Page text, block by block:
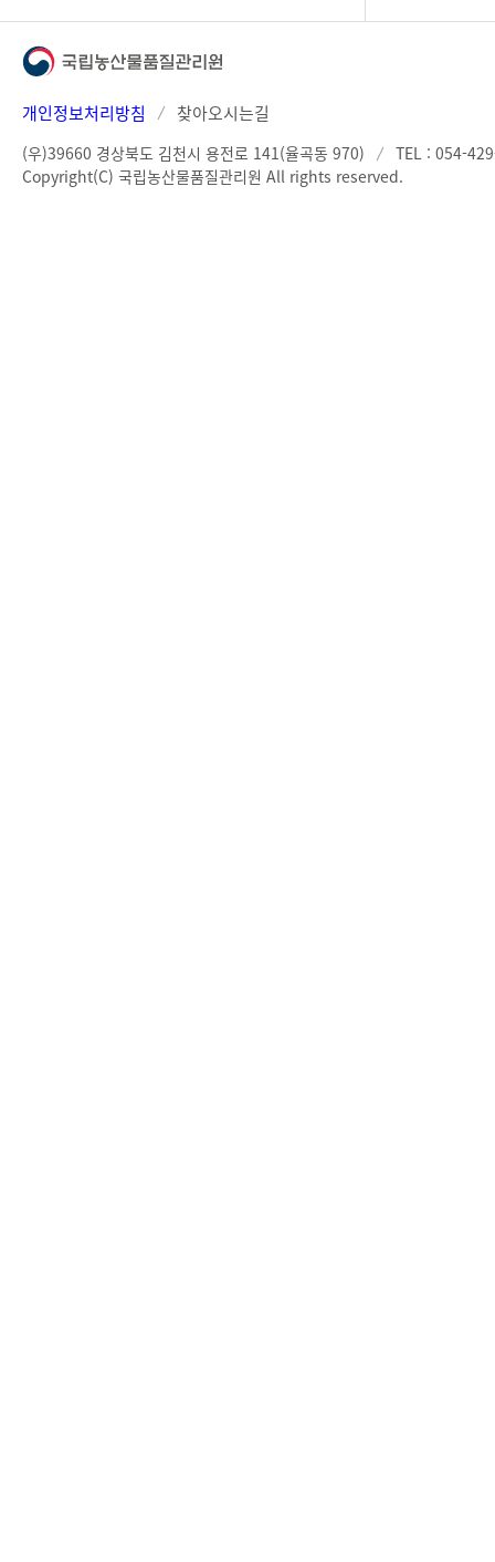
개인정보처리방침 찾아오시는길
(우)39660 경상북도 김천시 용전로 141(율곡동 970)
TEL : 054-
Copyright(C) 국립농산물품질관리원 All rights reserved.